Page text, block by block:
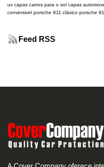
uv capas carros para o sol capas
conversivel porsche 911 clásico porsche
Feed RSS